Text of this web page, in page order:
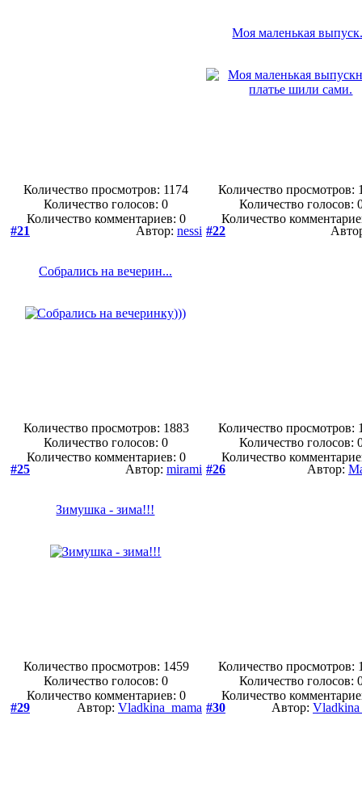
Количество просмотров: 1174
Количество голосов:0
Количество комментариев: 0
Моя маленькая
Количество просмотров:
Количество голосов:
Количество
#21
Автор: nessi
Собрались на вечерин...
Количество просмотров: 1883
Количество голосов:0
Количество комментариев: 0
#22
Количество просмотров:
Количество голосов:
Количество
#25
Автор: mirami
Зимушка - зима!!!
Количество просмотров: 1459
Количество голосов:0
Количество комментариев: 0
#26 Автор:
Количество просмотров:
Количество голосов:
Количество
#29
Автор: Vladkina_mama #30 Автор: